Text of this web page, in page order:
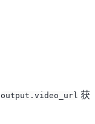
output.video_url 获